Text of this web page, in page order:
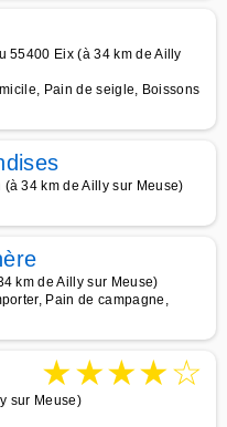
55400 Eix (à 34 km de Ailly
Pain de seigle, Boissons
34 km de Ailly sur Meuse)
km de Ailly sur Meuse)
Pain de campagne,
★★★★☆
sur Meuse)